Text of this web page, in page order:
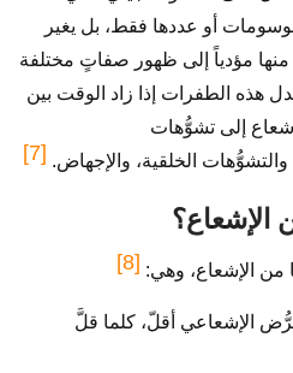
أو عددها فقط، بل يغير
مؤدياً إلى ظهور صفاتٍ مختلفة
هذه الطفرات إذا زاد الوقت بين
إلى تشوُّهات
الخلقية، والإجهاض. [7]
الإشعاع؟
من الإشعاع، وهي: [8]
الإشعاعي أقلّ، كلما قلَّ